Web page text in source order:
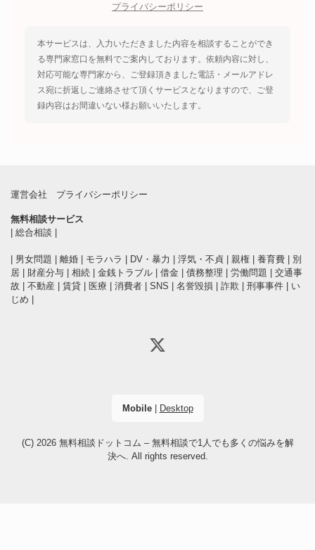
プライバシーポリシー
本サービスは、入力いただきました内容を相談することができ
る専門家窓口を無料でご案内しております。依頼内容に対し、
対応可能な専門家から、ご登録頂きました電話・メールアドレ
ス宛に折返しご連絡させて頂くサービスとなりますので、ご登
録内容はお間違いない様お願いいたします。
運営会社 プライバシーポリシー
無料相談サービス
総合相談
男女問題 離婚 モラハラ DV・暴力 浮気・不貞 親権 養育費
別
居
財産分与 相続 金銭トラブル 借金 債務整理 労働問題
交通事
故
不動産 賃貸 医療 消費者 SNS 名誉毀損 詐欺 刑事事件
い
じめ
Mobile| Desktop
(C) 2026 無料相談ドットコム – 無料相談で1人でも多くの悩みを解
決へ. All rights reserved.